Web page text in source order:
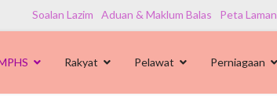
Soalan Lazim Aduan & Maklum Balas Peta Laman
Rakyat Pelawat Perniagaan